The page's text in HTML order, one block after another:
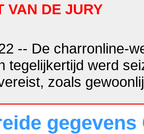
VAN DE JURY
-- De charronline-
tegelijkertijd werd
zoals